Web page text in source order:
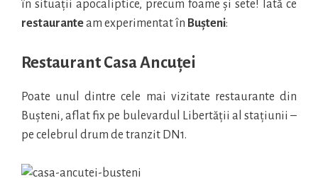
în situații apocaliptice, precum foame și sete! Iată ce
restauranteam experimentat în Bușteni:
Restaurant Casa Ancuței
Poate unul dintre cele mai vizitate restaurante din
Bușteni, aflat fix pe bulevardul Libertății al stațiunii –
pe celebrul drum de tranzit DN1.